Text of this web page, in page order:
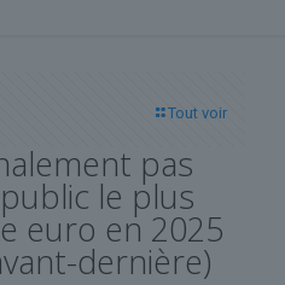
Tout voir
pas
le plus
euro en 2025
dernière)